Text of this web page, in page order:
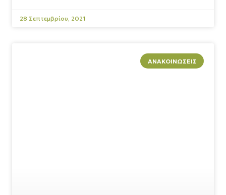
28 Σεπτεμβρίου, 2021
ΑΝΑΚΟΙΝΏΣΕΙΣ